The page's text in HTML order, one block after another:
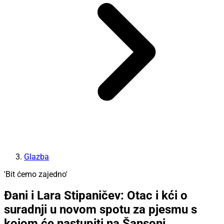
Glazba
'Bit ćemo zajedno'
Đani i Lara Stipaničev: Otac i kći o
suradnji u novom spotu za pjesmu s